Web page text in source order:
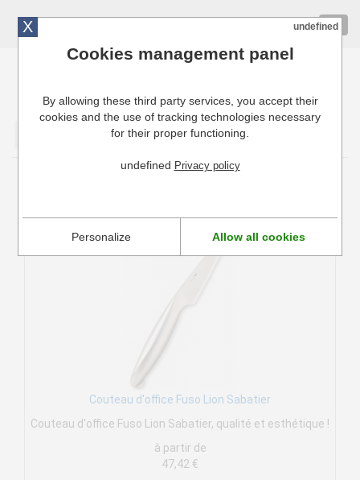
Cuisinresto: Ustensiles de cuisine pour professionnels
Couteau d'office Fuso Lion Sabatier
Couteau d'office Fuso Lion Sabatier, qualité et esthétique !
à partir de
47,42 €
X undefined
Cookies management panel
By allowing these third party services, you accept their
cookies and the use of tracking technologies necessary
for their proper functioning.
undefined Privacy policy
Personalize Allow all cookies